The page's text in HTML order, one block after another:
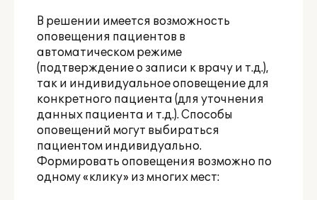
В решении имеется возможность
оповещения пациентов в
автоматическом режиме
(подтверждение о записи к врачу и т.д.),
так и индивидуальное оповещение для
конкретного пациента (для уточнения
данных пациента и т.д.). Способы
оповещений могут выбираться
пациентом индивидуально.
Формировать оповещения возможно по
одному «клику» из многих мест: